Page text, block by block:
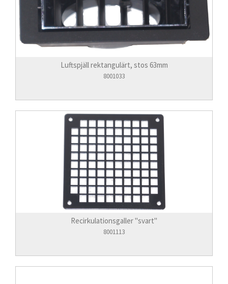
Luftspjäll rektangulärt, stos 63mm
8001033
Recirkulationsgaller "svart"
8001113